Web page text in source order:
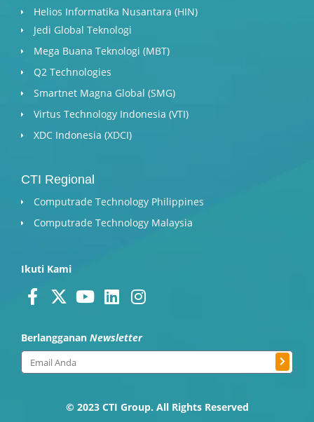
Helios Informatika Nusantara (HIN)
Jedi Global Teknologi
Mega Buana Teknologi (MBT)
Q2 Technologies
Smartnet Magna Global (SMG)
Virtus Technology Indonesia (VTI)
XDC Indonesia (XDCI)
CTI Regional
Computrade Technology Philippines
Computrade Technology Malaysia
Ikuti Kami
F
a
c
e
b
o
X
w
i
t
e
Y
u
t
b
L
i
n
k
d
n
I
n
t
g
a
Berlangganan Newsletter
Email Submit
© 2023 CTI Group. All Rights Reserved